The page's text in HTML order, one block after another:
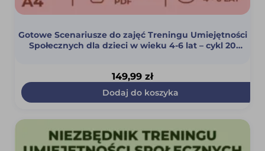
Gotowe Scenariusze do zajęć Treningu Umiejętności
Społecznych dla dzieci w wieku 4-6 lat – cykl 20
149,99 zł
Dodaj do koszyka